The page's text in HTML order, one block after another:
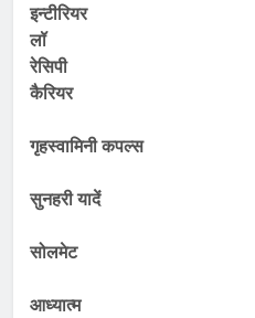
इन्टीरियर
लॉ
रेसिपी
कैरियर
गृहस्वामिनी कपल्स
सुनहरी यादें
सोलमेट
आध्यात्म